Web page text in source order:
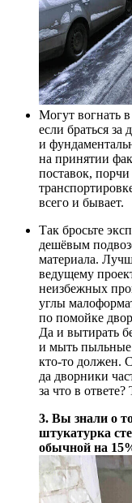
Могут вогнать
если браться за
и
на принятии
поставок,
всего и бывает.
Так бросьте
дешёвым
материала.
ведущему
неизбежных
углы
по помойке
Да и вытирать
и мыть пыльные
кто-то должен.
да дворники
за что в ответе?
3. Вы знали о
штукатурка
обычной на